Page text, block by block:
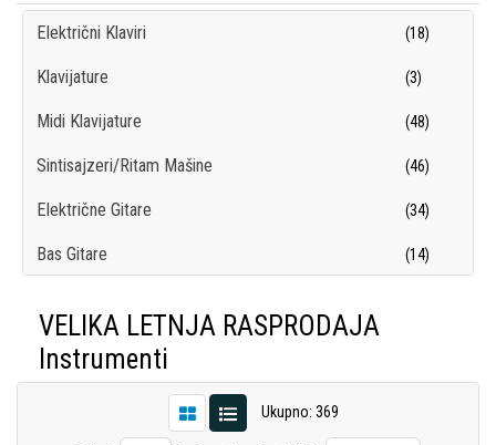
Električni Klaviri (18)
Klavijature (3)
Midi Klavijature (48)
Sintisajzeri/Ritam Mašine (46)
Električne Gitare (34)
Bas Gitare (14)
Gitarska i Bas Pojačala
Gitarski i Bas Kabineti (32)
Instrumenti Oprema
VELIKA LETNJA RASPRODAJA
Instrumenti
Ukupno: 369